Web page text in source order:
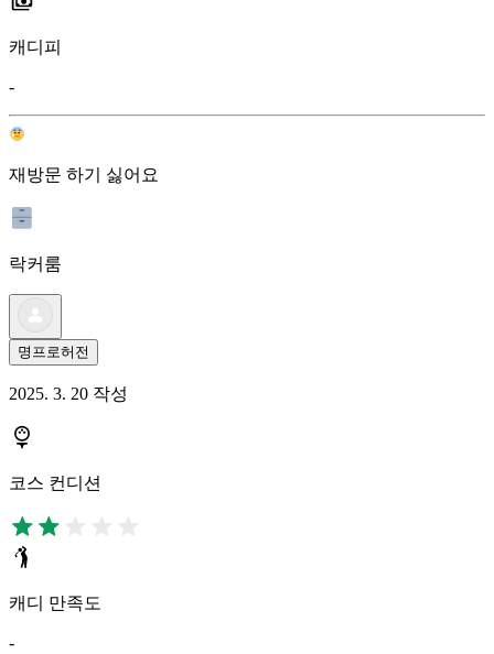
캐디피
-
재방문 하기 싫어요
락커룸
명프로허전
2025. 3. 20 작성
코스 컨디션
캐디 만족도
-